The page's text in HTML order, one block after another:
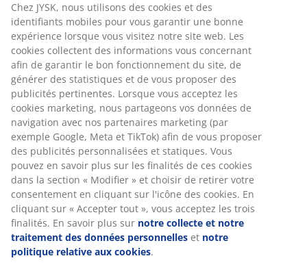
Chez JYSK, nous utilisons des cookies et des
identifiants mobiles pour vous garantir une bonne
expérience lorsque vous visitez notre site web. Les
cookies collectent des informations vous concernant
afin de garantir le bon fonctionnement du site, de
générer des statistiques et de vous proposer des
publicités pertinentes. Lorsque vous acceptez les
cookies marketing, nous partageons vos données de
navigation avec nos partenaires marketing (par
exemple Google, Meta et TikTok) afin de vous proposer
des publicités personnalisées et statiques. Vous
pouvez en savoir plus sur les finalités de ces cookies
dans la section « Modifier » et choisir de retirer votre
consentement en cliquant sur l'icône des cookies. En
cliquant sur « Accepter tout », vous acceptez les trois
finalités. En savoir plus sur notre collecte et notre
traitement des données personnelles et notre
politique relative aux cookies.